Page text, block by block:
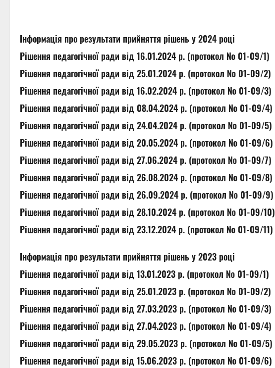
Інформація про результати прийняття рішень у 2024 році
Рішення педагогічної ради від 16.01.2024 р. (протокол № 01-09/1)
Рішення педагогічної ради від 25.01.2024 р. (протокол № 01-09/2)
Рішення педагогічної ради від 16.02.2024 р. (протокол № 01-09/3)
Рішення педагогічної ради від 08.04.2024 р. (протокол № 01-09/4)
Рішення педагогічної ради від 24.04.2024 р. (протокол № 01-09/5)
Рішення педагогічної ради від 20.05.2024 р. (протокол № 01-09/6)
Рішення педагогічної ради від 27.06.2024 р. (протокол № 01-09/7)
Рішення педагогічної ради від 26.08.2024 р. (протокол № 01-09/8)
Рішення педагогічної ради від 26.09.2024 р. (протокол № 01-09/9)
Рішення педагогічної ради від 28.10.2024 р. (протокол № 01-09/10)
Рішення педагогічної ради від 23.12.2024 р. (протокол № 01-09/11)
Інформація про результати прийняття рішень у 2023 році
Рішення педагогічної ради від 13.01.2023 р. (протокол № 01-09/1)
Рішення педагогічної ради від 25.01.2023 р. (протокол № 01-09/2)
Рішення педагогічної ради від 27.03.2023 р. (протокол № 01-09/3)
Рішення педагогічної ради від 27.04.2023 р. (протокол № 01-09/4)
Рішення педагогічної ради від 29.05.2023 р. (протокол № 01-09/5)
Рішення педагогічної ради від 15.06.2023 р. (протокол № 01-09/6)